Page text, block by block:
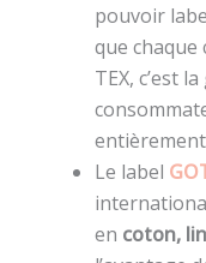
pouvoir
que chaque
TEX, c’est
entièrement
Le label
en coton,